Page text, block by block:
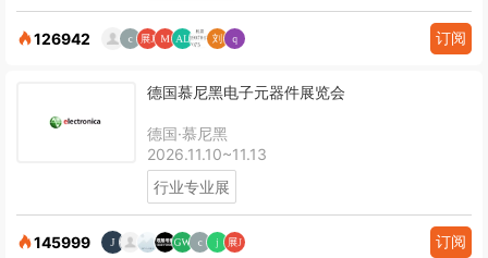
126942 订阅
德国慕尼黑电子元器件展览会
德国·慕尼黑
2026.11.10~11.13
行业专业展
145999 订阅